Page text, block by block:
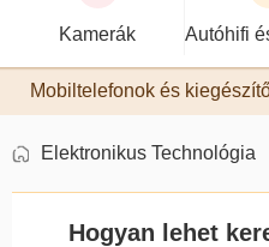
Kamerák Autóhifi
Mobiltelefonok és
Elektronikus Technológia
Hogyan lehet